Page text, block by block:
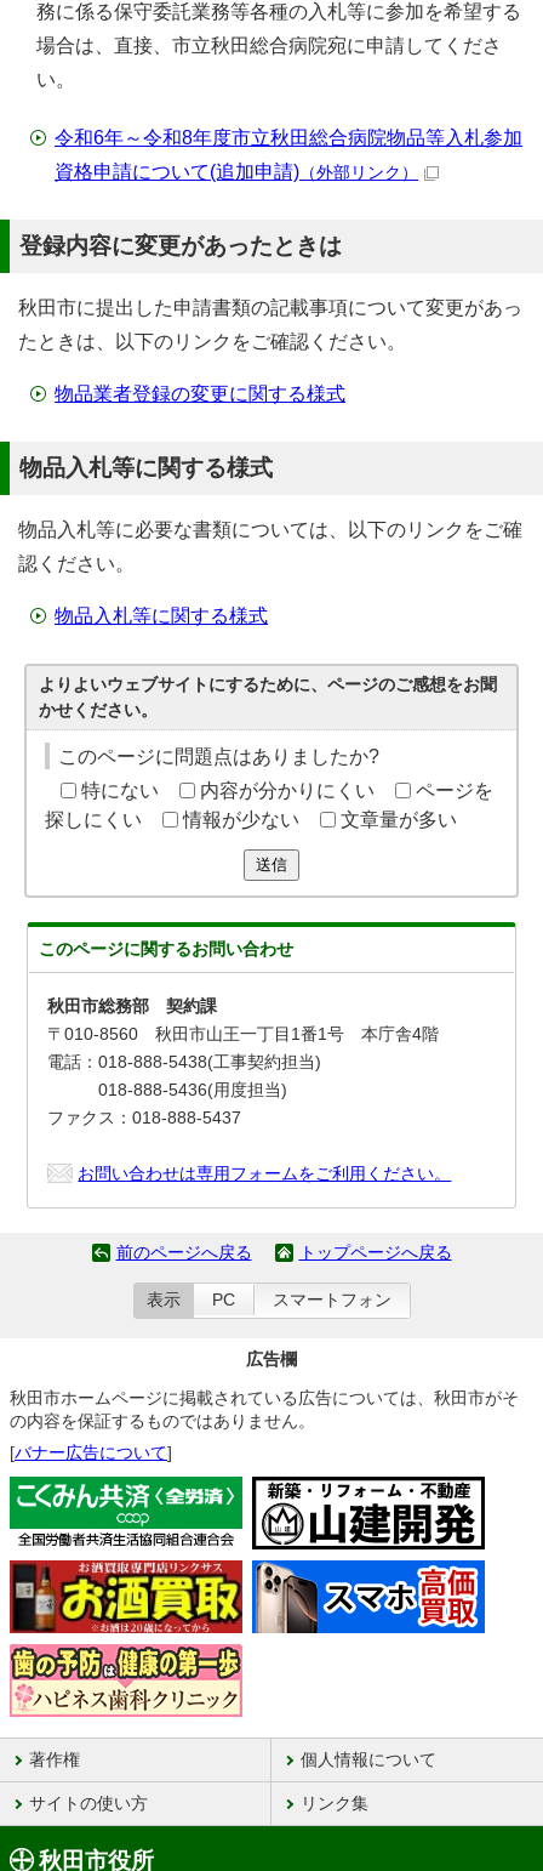
務に係る保守委託業務等各種の入札等に参加を希望する
場合は、直接、市立秋田総合病院宛に申請してくださ
い。
令和6年～令和8年度市立秋田総合病院物品等入札参加
資格申請について(追加申請) （外部リンク）
登録内容に変更があったときは
秋田市に提出した申請書類の記載事項について変更があっ
たときは、以下のリンクをご確認ください。
物品業者登録の変更に関する様式
物品入札等に関する様式
物品入札等に必要な書類については、以下のリンクをご確
認ください。
物品入札等に関する様式
よりよいウェブサイトにするために、ページのご感想をお聞
かせください。
このページに問題点はありましたか?
特にない
内容が分かりにくい
ページを
探しにくい
情報が少ない 文章量が多い
送信
このページに関するお問い合わせ
秋田市総務部 契約課
〒010-8560 秋田市山王一丁目1番1号 本庁舎4階
電話：018-888-5438(工事契約担当)
018-888-5436(用度担当)
ファクス：018-888-5437
お問い合わせは専用フォームをご利用ください。
前のページへ戻る トップページへ戻る
表示 PC スマートフォン
広告欄
秋田市ホームページに掲載されている広告については、秋田市がそ
の内容を保証するものではありません。
[バナー広告について]
著作権 個人情報について
サイトの使い方 リンク集
秋田市役所